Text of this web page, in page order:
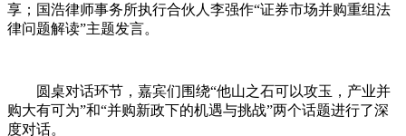
享；国浩律师事务所执行合伙人李强作“证券市场并购重组法
律问题解读”主题发言。
圆桌对话环节，嘉宾们围绕“他山之石可以攻玉，产业并
购大有可为”和“并购新政下的机遇与挑战”两个话题进行了深
度对话。